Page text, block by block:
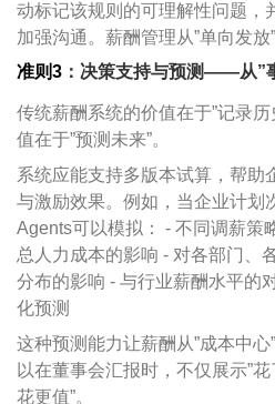
动标记该规则的可理解性问题，
加强沟通。薪酬管理从”单向发放”
准则3 ：决策支持与预测——从”
传统薪酬系统的价值在于”记录历
值在于”预测未来”。
系统应能支持多版本试算，帮助
与激励效果。例如，当企业计划
Agents可以模拟： - 不同调薪策
总人力成本的影响 - 对各部门、
分布的影响 - 与行业薪酬水平的
化预测
这种预测能力让薪酬从”成本中心”
以在董事会汇报时，不仅展示”花
花更值”。